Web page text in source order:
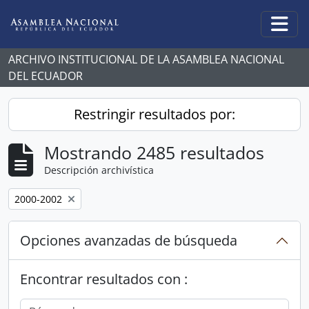
ARCHIVO INSTITUCIONAL DE LA ASAMBLEA NACIONAL
DEL ECUADOR
Restringir resultados por:
Mostrando 2485 resultados
Descripción archivística
Remove filter:
2000-2002
Opciones avanzadas de búsqueda
Encontrar resultados con :